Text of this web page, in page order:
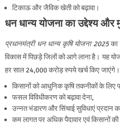
टिकाऊ और जैविक खेती को बढ़ावा।
धन धान्ययोजना का उद्देश्य और
प्रधानमंत्री धन धान्य कृषि योजना 2025का
विकास में पिछड़े जिलों को आगे लाना है। यह
हर साल 24,000 करोड़ रुपये खर्च किए जाएंगे।
किसानों को आधुनिक कृषि तकनीकों के लिए
फसल विविधीकरण को बढ़ावा देना,
उन्नत भंडारण और सिंचाई सुविधाएं प्रदान
कम लागत पर अधिक पैदावार एवं किसानों